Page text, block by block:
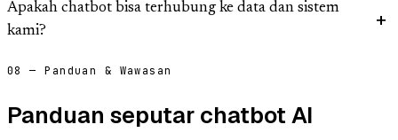
Apakah chatbot bisa terhubung ke data dan sistem
kami?
08 — Panduan & Wawasan
Panduan seputar chatbot AI